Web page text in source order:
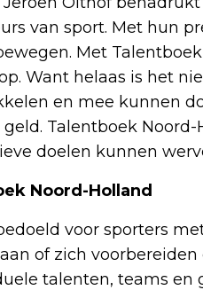
van sport. Met hun
Met
Want helaas is het
en mee kunnen
Talentboek
doelen kunnen
Noord-Holland
voor sporters
of zich voorbereiden
talenten, teams